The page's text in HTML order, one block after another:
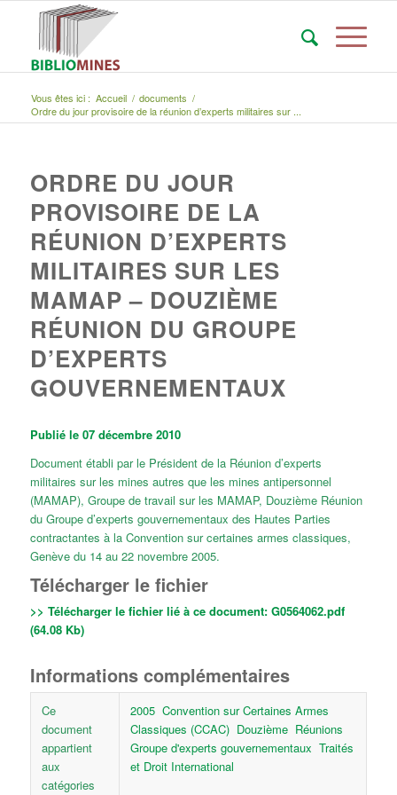
Vous êtes ici : Accueil / documents /
Ordre du jour provisoire de la réunion d’experts militaires sur ...
ORDRE DU JOUR
PROVISOIRE DE LA
RÉUNION D’EXPERTS
MILITAIRES SUR LES
MAMAP – DOUZIÈME
RÉUNION DU GROUPE
D’EXPERTS
GOUVERNEMENTAUX
Publié le 07 décembre 2010
Document établi par le Président de la Réunion d’experts
militaires sur les mines autres que les mines antipersonnel
(MAMAP), Groupe de travail sur les MAMAP, Douzième Réunion
du Groupe d’experts gouvernementaux des Hautes Parties
contractantes à la Convention sur certaines armes classiques,
Genève du 14 au 22 novembre 2005.
Télécharger le fichier
>> Télécharger le fichier lié à ce document: G0564062.pdf
(64.08 Kb)
Informations complémentaires
Ce
document
appartient
aux
catégories
2005 Convention sur Certaines Armes
Classiques (CCAC) Douzième Réunions
Groupe d'experts gouvernementaux Traités
et Droit International